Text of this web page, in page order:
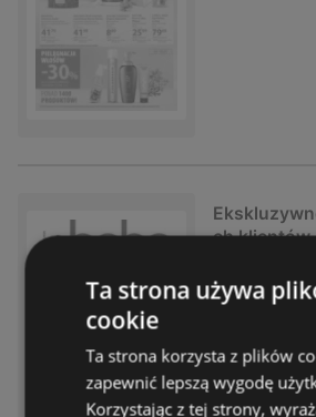
ch klientów
Wygasła dnia:
Ta strona używa
cookie
Ta strona korzysta z plików
zapewnić lepszą wygodę
Korzystając z tej strony,